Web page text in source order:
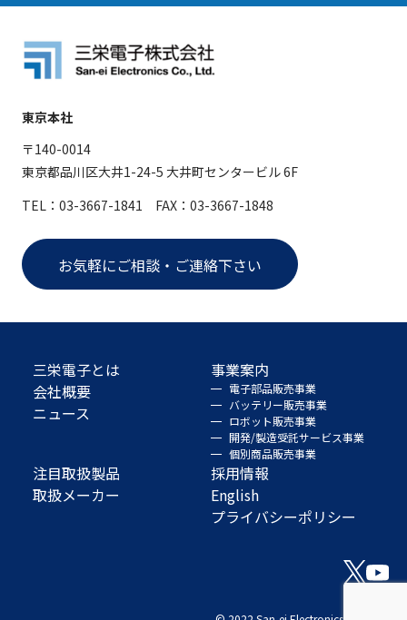
東京本社
〒140-0014
東京都品川区大井1-24-5 大井町センタービル 6F
TEL：03-3667-1841 FAX：03-3667-1848
お気軽にご相談・ご連絡下さい
三栄電子とは
会社概要
ニュース
事業案内
電子部品販売事業
バッテリー販売事業
ロボット販売事業
開発/製造受託サービス事業
個別商品販売事業
注目取扱製品
取扱メーカー
採用情報
English
プライバシーポリシー